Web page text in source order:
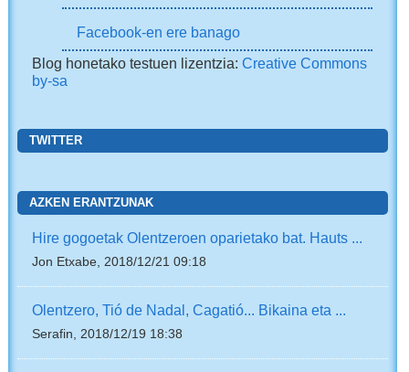
Facebook-en ere banago
Blog honetako testuen lizentzia:Creative Commons
by-sa
TWITTER
AZKEN ERANTZUNAK
Hire gogoetak Olentzeroen oparietako bat. Hauts ...
Jon Etxabe, 2018/12/21 09:18
Olentzero, Tió de Nadal, Cagatió... Bikaina eta ...
Serafin, 2018/12/19 18:38